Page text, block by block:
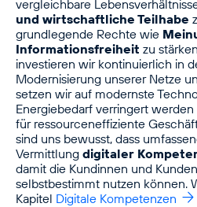
vergleichbare
und wirtschaftliche Teilhabe
grundlegende Rechte wie
Informationsfreiheit zu
investieren wir kontinuierlich in
Modernisierung unserer Netze
setzen wir auf modernste
Energiebedarf verringert
für ressourceneffiziente
sind uns bewusst, dass
Vermittlung digitaler
damit die Kundinnen und
selbstbestimmt nutzen können.
Kapitel Digitale Kompetenzen